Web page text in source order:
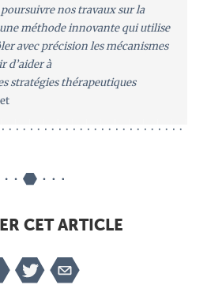
nos travaux sur la
méthode innovante qui utilise
avec précision les mécanismes
d’aider à
stratégies thérapeutiques
CET ARTICLE